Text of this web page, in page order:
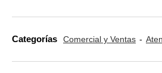
Categorías Comercial y Ventas